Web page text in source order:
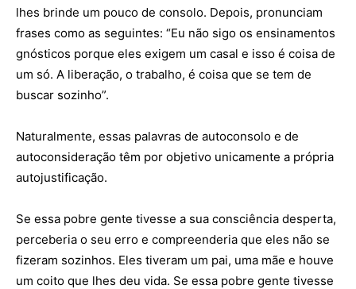
lhes brinde um pouco de consolo. Depois, pronunciam
frases como as seguintes: “Eu não sigo os ensinamentos
gnósticos porque eles exigem um casal e isso é coisa de
um só. A liberação, o trabalho, é coisa que se tem de
buscar sozinho”.
Naturalmente, essas palavras de autoconsolo e de
autoconsideração têm por objetivo unicamente a própria
autojustificação.
Se essa pobre gente tivesse a sua consciência desperta,
perceberia o seu erro e compreenderia que eles não se
fizeram sozinhos. Eles tiveram um pai, uma mãe e houve
um coito que lhes deu vida. Se essa pobre gente tivesse